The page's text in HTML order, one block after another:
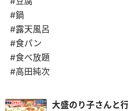
#鍋
#露天風呂
#食パン
#食べ放題
#高田純次
大盛のり子さんと